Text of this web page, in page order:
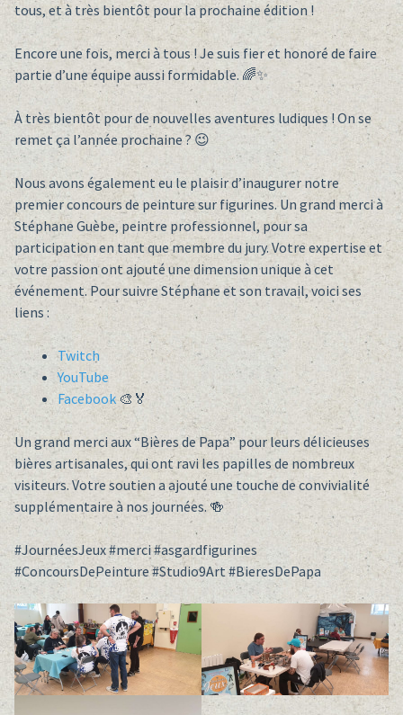
tous, et à très bientôt pour la prochaine édition !
Encore une fois, merci à tous ! Je suis fier et honoré de faire
partie d’une équipe aussi formidable. 🌈✨
À très bientôt pour de nouvelles aventures ludiques ! On se
remet ça l’année prochaine ? 😉
Nous avons également eu le plaisir d’inaugurer notre
premier concours de peinture sur figurines. Un grand merci à
Stéphane Guèbe, peintre professionnel, pour sa
participation en tant que membre du jury. Votre expertise et
votre passion ont ajouté une dimension unique à cet
événement. Pour suivre Stéphane et son travail, voici ses
liens :
Twitch
YouTube
Facebook🎨🏅
Un grand merci aux “Bières de Papa” pour leurs délicieuses
bières artisanales, qui ont ravi les papilles de nombreux
visiteurs. Votre soutien a ajouté une touche de convivialité
supplémentaire à nos journées. 🍻
#JournéesJeux #merci #asgardfigurines
#ConcoursDePeinture #Studio9Art #BieresDePapa